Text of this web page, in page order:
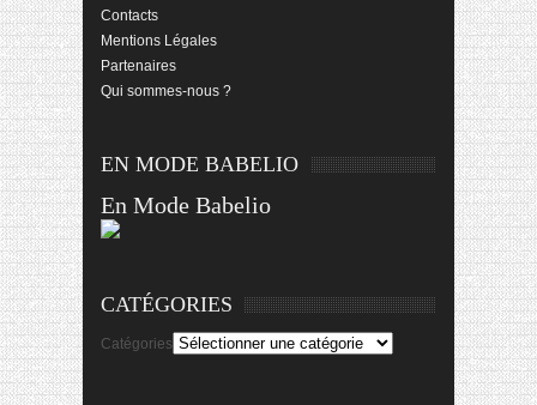
Contacts
Mentions Légales
Partenaires
Qui sommes-nous ?
EN MODE BABELIO
En Mode Babelio
CATÉGORIES
Catégories